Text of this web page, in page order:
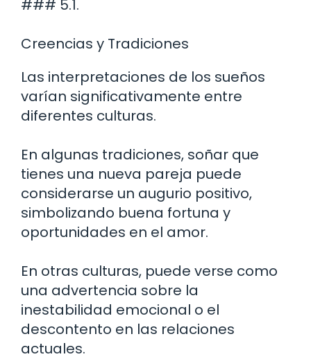
### 5.1.
Creencias y Tradiciones
Las interpretaciones de los sueños
varían significativamente entre
diferentes culturas.
En algunas tradiciones, soñar que
tienes una nueva pareja puede
considerarse un augurio positivo,
simbolizando buena fortuna y
oportunidades en el amor.
En otras culturas, puede verse como
una advertencia sobre la
inestabilidad emocional o el
descontento en las relaciones
actuales.